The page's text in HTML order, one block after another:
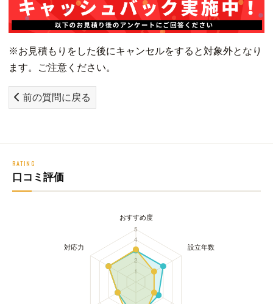
※お見積もりをした後にキャンセルをすると対象外となり
ます。ご注意ください。
前の質問に戻る
RATING
口コミ評価